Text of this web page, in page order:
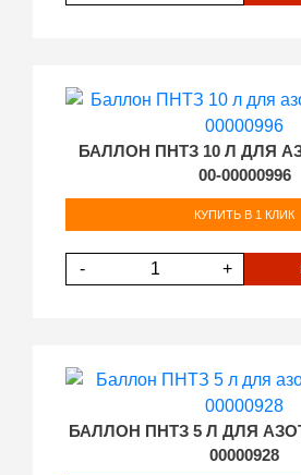
БАЛЛОН ПНТЗ 10 Л ДЛЯ
00-00000996
КУПИТЬ В 1 КЛИК
- +
БАЛЛОН ПНТЗ 5 Л ДЛЯ
00000928